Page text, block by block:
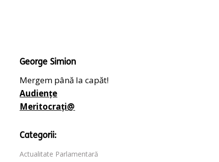
George Simion
Mergem până la capăt!
Audiențe
Meritocrați@
Categorii:
Actualitate Parlamentară